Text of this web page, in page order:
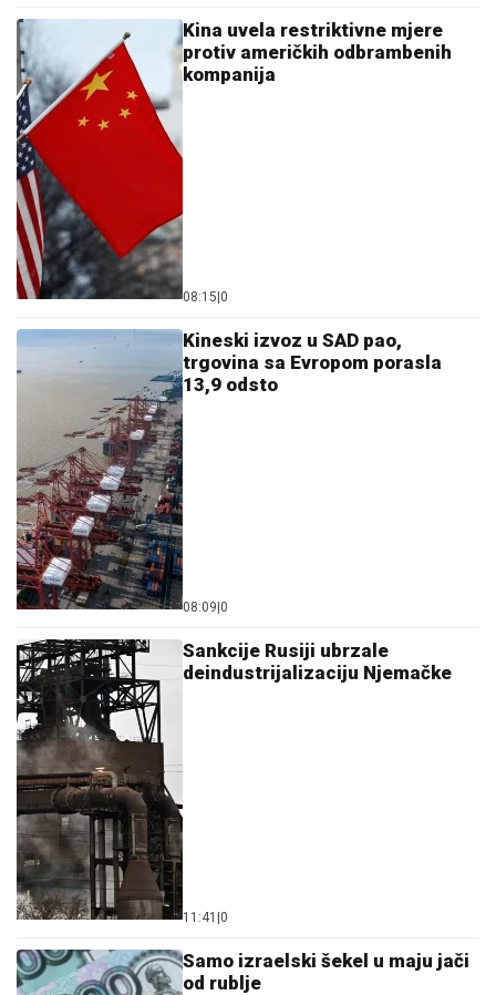
Kina uvela restriktivne mjere
protiv američkih odbrambenih
kompanija
08:15|0
Kineski izvoz u SAD pao,
trgovina sa Evropom porasla
13,9 odsto
08:09|0
Sankcije Rusiji ubrzale
deindustrijalizaciju Njemačke
11:41 |0
Samo izraelski šekel u maju jači
od rublje